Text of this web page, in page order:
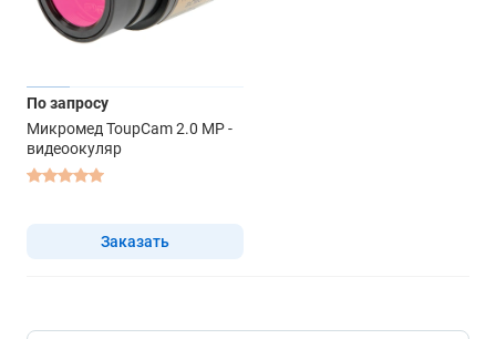
По запросу
Микромед ToupCam 2.0 MP -
видеоокуляр
Заказать